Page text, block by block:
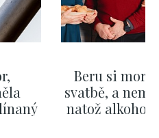
Beru si
svatbě, a
natož alkohol.